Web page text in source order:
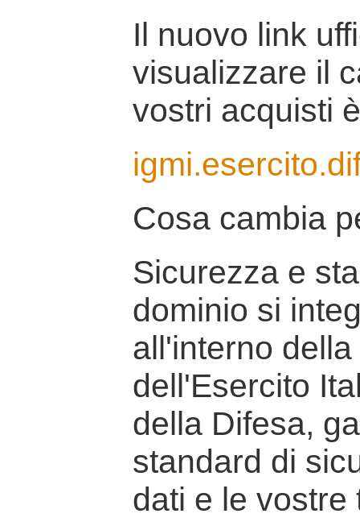
Il nuovo link
visualizzare il
vostri acquisti
Cosa cambia
Sicurezza e
dominio si
all'interno
dell'Esercito
della Difesa,
standard di
dati e le vostre